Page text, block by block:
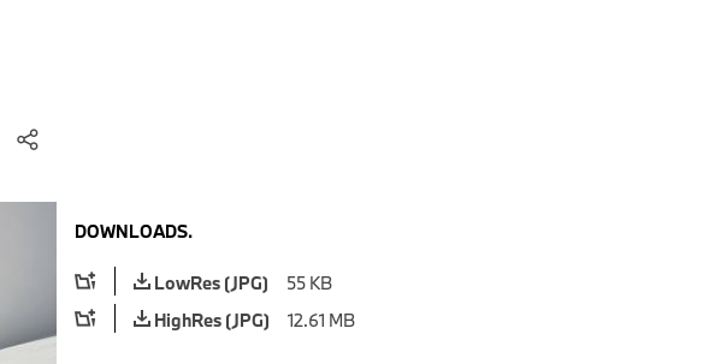
DOWNLOADS.
LowRes (JPG)
55 KB
HighRes (JPG)
12.61 MB